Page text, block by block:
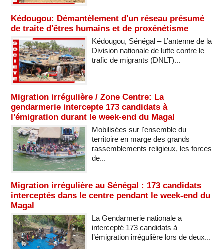
Kédougou: Démantèlement d'un réseau présumé
de traite d'êtres humains et de proxénétisme
Kédougou, Sénégal – L’antenne de la
Division nationale de lutte contre le
trafic de migrants (DNLT)...
Migration irrégulière / Zone Centre: La
gendarmerie intercepte 173 candidats à
l'émigration durant le week-end du Magal
Mobilisées sur l'ensemble du
territoire en marge des grands
rassemblements religieux, les forces
de...
Migration irrégulière au Sénégal : 173 candidats
interceptés dans le centre pendant le week-end du
Magal
La Gendarmerie nationale a
intercepté 173 candidats à
l’émigration irrégulière lors de deux...